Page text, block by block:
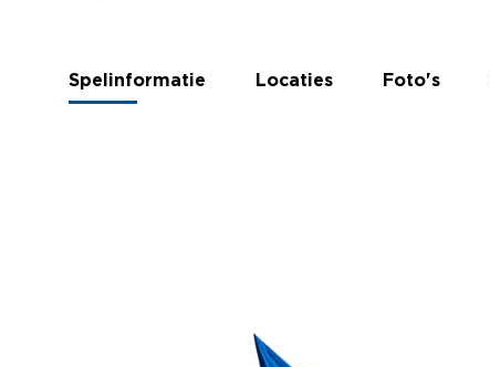
Spelinformatie Locaties Foto's